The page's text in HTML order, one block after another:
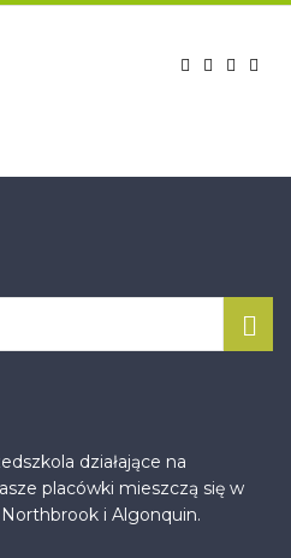
działające na
placówki mieszczą się w
i Algonquin.